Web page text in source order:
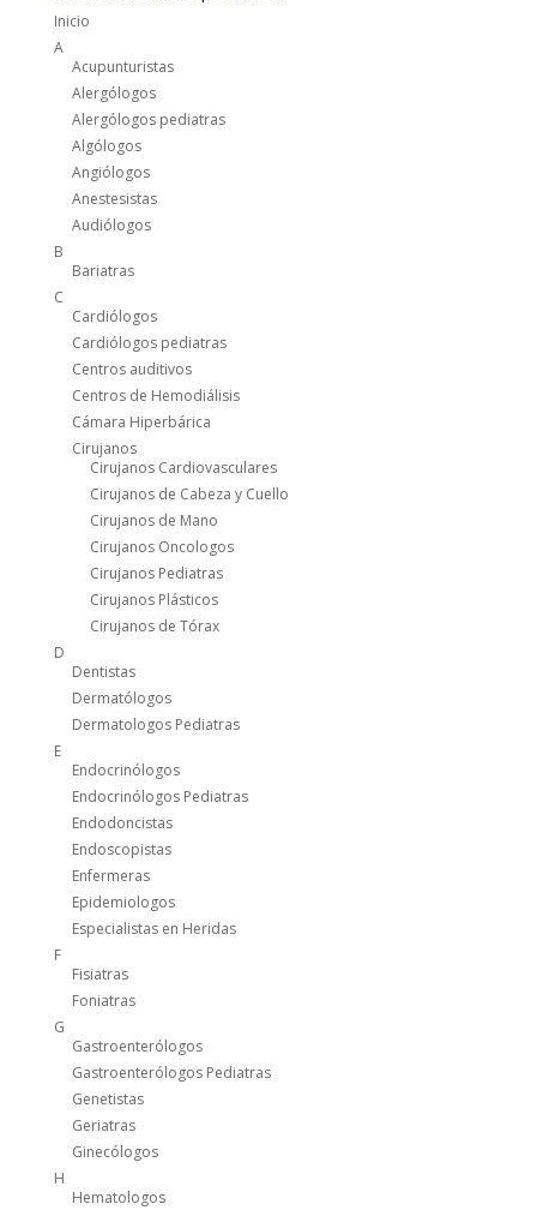
Inicio
A
Acupunturistas
Alergólogos
Alergólogos pediatras
Algólogos
Angiólogos
Anestesistas
Audiólogos
B
Bariatras
C
Cardiólogos
Cardiólogos pediatras
Centros auditivos
Centros de Hemodiálisis
Cámara Hiperbárica
Cirujanos
Cirujanos Cardiovasculares
Cirujanos de Cabeza y Cuello
Cirujanos de Mano
Cirujanos Oncologos
Cirujanos Pediatras
Cirujanos Plásticos
Cirujanos de Tórax
D
Dentistas
Dermatólogos
Dermatologos Pediatras
E
Endocrinólogos
Endocrinólogos Pediatras
Endodoncistas
Endoscopistas
Enfermeras
Epidemiologos
Especialistas en Heridas
F
Fisiatras
Foniatras
G
Gastroenterólogos
Gastroenterólogos Pediatras
Genetistas
Geriatras
Ginecólogos
H
Hematologos